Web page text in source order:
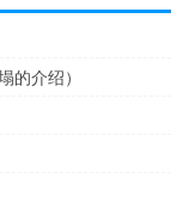
的介绍）